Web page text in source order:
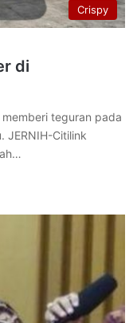
Crispy
di
teguran pada
JERNIH-Citilink